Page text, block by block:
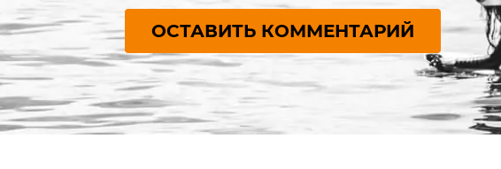
ОСТАВИТЬ КОММЕНТАРИЙ